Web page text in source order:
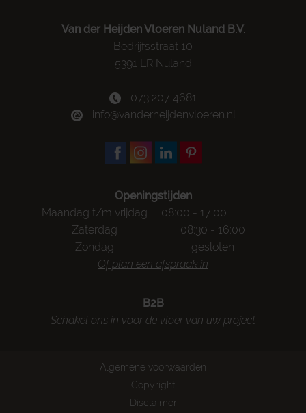
Van der Heijden Vloeren Nuland B.V.
Bedrijfsstraat 10
5391 LR Nuland
073 207 4681
info@vanderheijdenvloeren.nl
Openingstijden
Maandag t/m vrijdag
08:00 - 17:00
Zaterdag
08:30 - 16:00
Zondag
gesloten
Of plan een afspraak in
B2B
Schakel ons in voor de vloer van uw project
Algemene voorwaarden
Copyright
Disclaimer